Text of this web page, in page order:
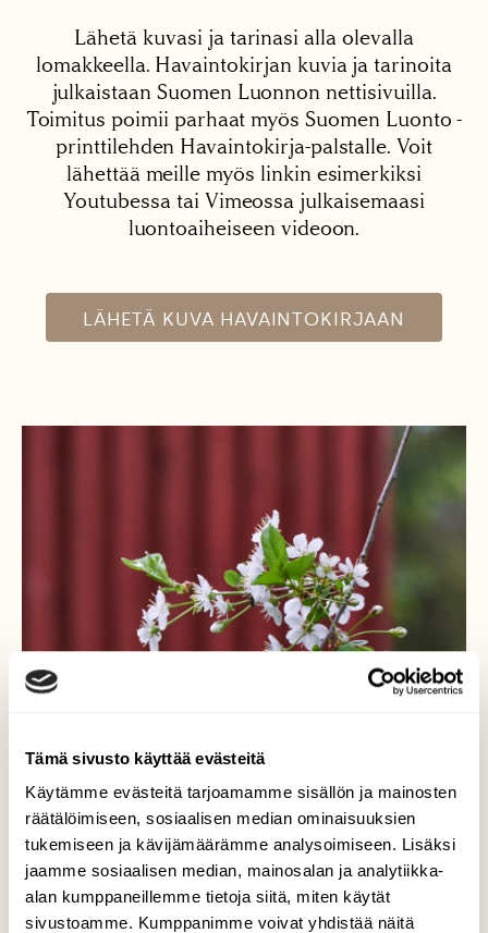
Tämä sivusto käyttää evästeitä
Käytämme evästeitä tarjoamamme sisällön ja mainosten
räätälöimiseen, sosiaalisen median ominaisuuksien
tukemiseen ja kävijämäärämme analysoimiseen. Lisäksi
jaamme sosiaalisen median, mainosalan ja analytiikka-
alan kumppaneillemme tietoja siitä, miten käytät
sivustoamme. Kumppanimme voivat yhdistää näitä
Lähetä kuvasi ja tarinasi alla olevalla
lomakkeella. Havaintokirjan kuvia ja tarinoita
julkaistaan Suomen Luonnon nettisivuilla.
Toimitus poimii parhaat myös Suomen Luonto -
printtilehden Havaintokirja-palstalle. Voit
lähettää meille myös linkin esimerkiksi
Youtubessa tai Vimeossa julkaisemaasi
luontoaiheiseen videoon.
LÄHETÄ KUVA HAVAINTOKIRJAAN